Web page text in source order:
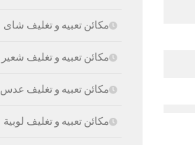
مكائن تعبيه و تغليف شاى
مكائن تعبيه و تغليف شعير
مكائن تعبيه و تغليف عدس
مكائن تعبيه و تغليف لوبية